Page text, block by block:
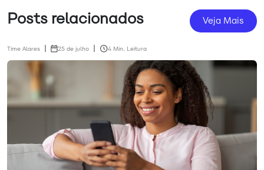
Posts relacionados Veja Mais
Time Alares 25 de julho 4 Min. Leitura